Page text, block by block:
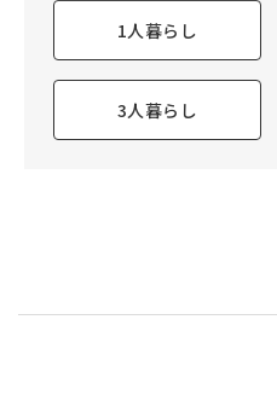
1人暮らし
3人暮らし